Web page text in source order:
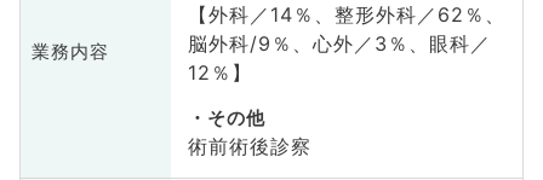
業務内容
【外科／14％、整形外科／62％、
脳外科/9％、心外／3％、眼科／
12％】
その他
術前術後診察